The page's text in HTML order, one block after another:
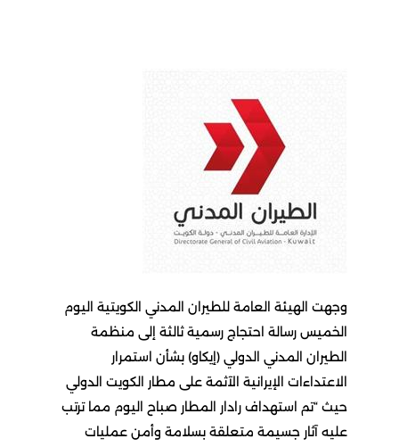
وجهت الهيئة العامة للطيران المدني الكويتية اليوم
الخميس رسالة احتجاج رسمية ثالثة إلى منظمة
الطيران المدني الدولي (إيكاو) بشأن استمرار
الاعتداءات الإيرانية الآثمة على مطار الكويت الدولي
حيث “تم استهداف رادار المطار صباح اليوم مما ترتب
عليه آثار جسيمة متعلقة بسلامة وأمن عمليات